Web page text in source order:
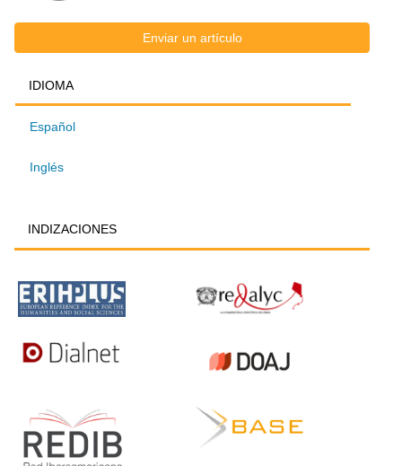
Enviar
un
artículo
Enviar un artículo
IDIOMA
IDIOMA
Español
Inglés
INDIZACIONES